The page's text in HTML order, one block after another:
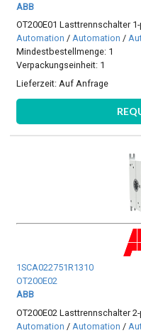
ABB
OT200E01 Lasttrennschalter
Automation /Automation /
Mindestbestellmenge: 1
Verpackungseinheit: 1
Lieferzeit: Auf Anfrage
1SCA022751R1310
OT200E02
ABB
OT200E02 Lasttrennschalter
Automation / Automation /